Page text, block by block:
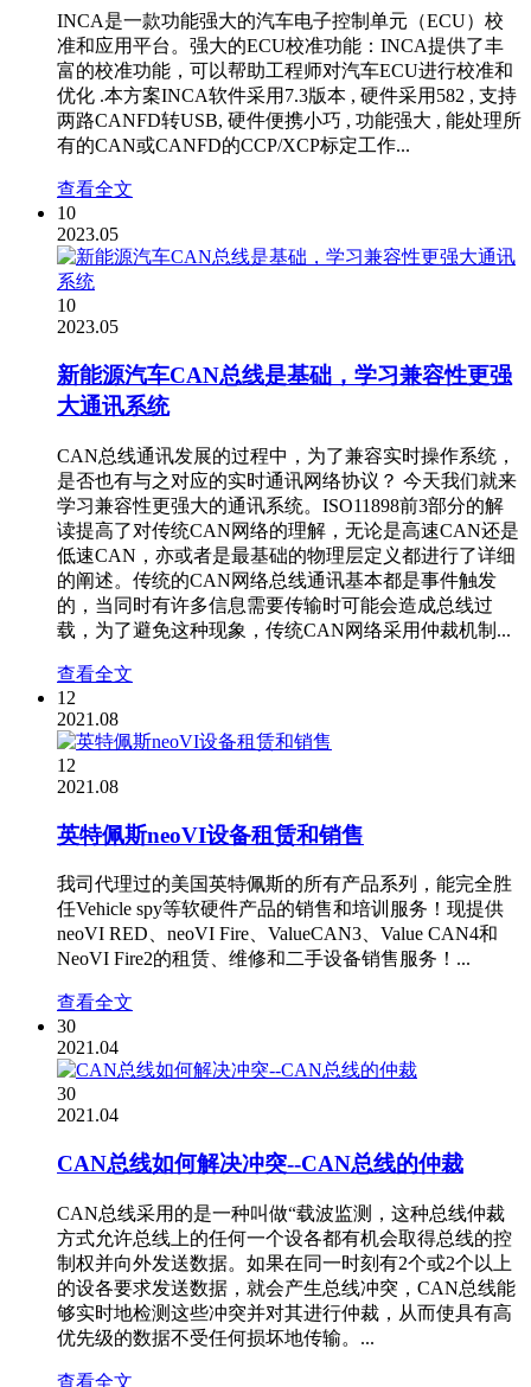
INCA是一款功能强大的汽车电子控制单元（ECU）校
准和应用平台。强大的ECU校准功能：INCA提供了丰
富的校准功能，可以帮助工程师对汽车ECU进行校准和
优化 .本方案INCA软件采用7.3版本 , 硬件采用582 , 支持
两路CANFD转USB, 硬件便携小巧 , 功能强大 , 能处理所
有的CAN或CANFD的CCP/XCP标定工作...
查看全文
10
2023.05
10
2023.05
新能源汽车CAN总线是基础，学习兼容性更强
大通讯系统
CAN总线通讯发展的过程中，为了兼容实时操作系统，
是否也有与之对应的实时通讯网络协议？ 今天我们就来
学习兼容性更强大的通讯系统。ISO11898前3部分的解
读提高了对传统CAN网络的理解，无论是高速CAN还是
低速CAN，亦或者是最基础的物理层定义都进行了详细
的阐述。传统的CAN网络总线通讯基本都是事件触发
的，当同时有许多信息需要传输时可能会造成总线过
载，为了避免这种现象，传统CAN网络采用仲裁机制...
查看全文
12
2021.08
12
2021.08
英特佩斯neoVI设备租赁和销售
我司代理过的美国英特佩斯的所有产品系列，能完全胜
任Vehicle spy等软硬件产品的销售和培训服务！现提供
neoVI RED、neoVI Fire、ValueCAN3、Value CAN4和
NeoVI Fire2的租赁、维修和二手设备销售服务！...
查看全文
30
2021.04
30
2021.04
CAN总线如何解决冲突--CAN总线的仲裁
CAN总线采用的是一种叫做“载波监测，这种总线仲裁
方式允许总线上的任何一个设各都有机会取得总线的控
制权并向外发送数据。如果在同一时刻有2个或2个以上
的设各要求发送数据，就会产生总线冲突，CAN总线能
够实时地检测这些冲突并对其进行仲裁，从而使具有高
优先级的数据不受任何损坏地传输。...
查看全文